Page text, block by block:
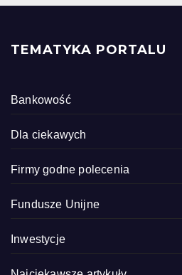
TEMATYKA PORTALU
Bankowość
Dla ciekawych
Firmy godne polecenia
Fundusze Unijne
Inwestycje